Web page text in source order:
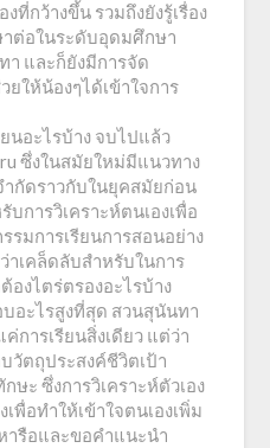
กว้างขึ้น รวมถึงยังรู้เรื่อง
ต่อในระดับอุดมศึกษา
และก็ยังมีการจัด
ยให้น้องๆได้เข้าใจการ
นอะไรบ้าง จบไปแล้ว
ซึ่งในสมัยใหม่มีแนวทาง
กัดราวกับในยุคสมัยก่อน
การวิเคราะห์ตนเองเพื่อ
รมการเรียนการสอนอย่าง
าเคล็ดลับสำหรับในการ
องไตร่ตรองอะไรบ้าง
บอะไรสูงที่สุด สวนสุนันทา
การเรียนสิ่งเดียว แต่ว่า
วัตถุประสงค์ชีวิตเป้า
ษะ ซึ่งการวิเคราะห์ตัวเอง
พื่อทำให้เข้าใจตนเองเพิ่ม
ารือและขอคำแนะนำ